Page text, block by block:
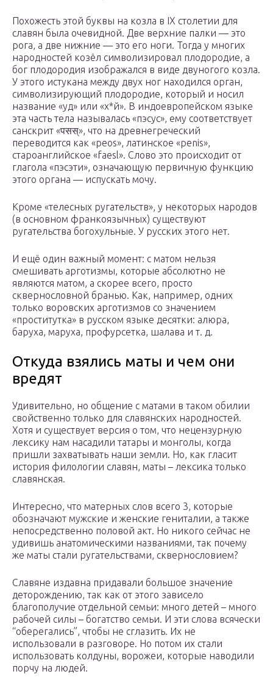
Похожесть этой буквы на козла в IX столетии для
славян была очевидной. Две верхние палки — это
рога, а две нижние — это его ноги. Тогда у многих
народностей козёл символизировал плодородие, а
бог плодородия изображался в виде двуногого козла.
У этого истукана между двух ног находился орган,
символизирующий плодородие, который и носил
название «уд» или «х*й». В индоевропейском языке
эта часть тела называлась «пэсус», ему соответствует
санскрит «पसस्», что на древнегреческий
переводится как «peos», латинское «penis»,
староанглийское «faesl». Слово это происходит от
глагола «пэсэти», означающую первичную функцию
этого органа — испускать мочу.
Кроме «телесных ругательств», у некоторых народов
(в основном франкоязычных) существуют
ругательства богохульные. У русских этого нет.
И ещё один важный момент: с матом нельзя
смешивать арготизмы, которые абсолютно не
являются матом, а скорее всего, просто
сквернословной бранью. Как, например, одних
только воровских арготизмов со значением
«проститутка» в русском языке десятки: алюра,
баруха, маруха, профурсетка, шалава и т. д.
Откуда взялись маты и чем они
вредят
Удивительно, но общение с матами в таком обилии
свойственно только для славянских народностей.
Хотя и существует версия о том, что нецензурную
лексику нам насадили татары и монголы, когда
пришли захватывать наши земли. Но, как гласит
история филологии славян, маты – лексика только
славянская.
Интересно, что матерных слов всего 3, которые
обозначают мужские и женские гениталии, а также
непосредственно половой акт. Но никого сейчас не
удивишь анатомическими названиями, так почему
же маты стали ругательствами, сквернословием?
Славяне издавна придавали большое значение
деторождению, так как от этого зависело
благополучие отдельной семьи: много детей – много
рабочей силы – богатство семьи. И эти слова всячески
“оберегались”, чтобы не сглазить. Их не
использовали в разговоре. Но потом их стали
использовать колдуны, ворожеи, которые наводили
порчу на людей.